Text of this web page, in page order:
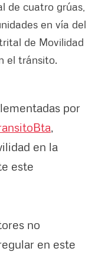
de cuatro grúas,
en vía del
de Movilidad
el tránsito.
por
,
en la
este
no
en este